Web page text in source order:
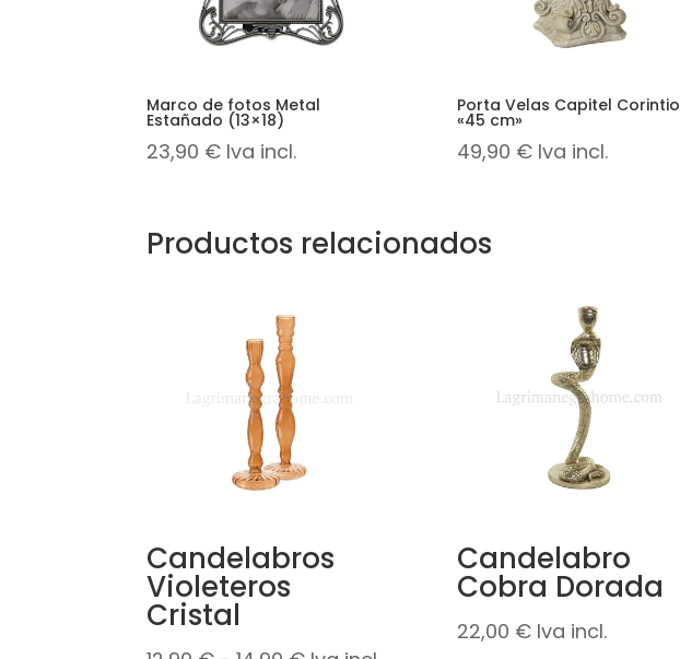
Marco de fotos Metal
Estañado (13×18)
23,90 € Iva incl.
Porta Velas Capitel Corintio
«45 cm»
49,90 € Iva incl.
Productos relacionados
Candelabros
Violeteros
Cristal
Candelabro
Cobra Dorada
22,00 € Iva incl.